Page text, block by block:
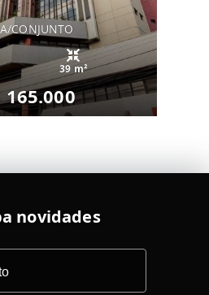
CONJUNTO
39 m²
165.000
novidades